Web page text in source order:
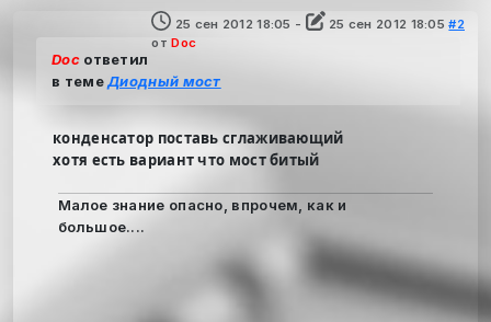
25 сен 2012 18:05 - 25 сен 2012 18:05 #2
отDoc
Docответил
в темеДиодный мост
конденсатор поставь сглаживающий
хотя есть вариант что мост битый
Малое знание опасно, впрочем, как и
большое....